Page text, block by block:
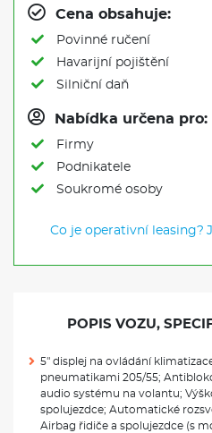
Cena obsahuje:
Povinné ručení
Havarijní pojištění
Silniční daň
Nabídka určena pro:
Firmy
Podnikatele
Soukromé osoby
Co je operativní leasing?
POPIS VOZU,
5" displej na ovládání
pneumatikami 205/55;
audio systému na volantu;
spolujezdce; Automatické
Airbag řidiče a spolujezdce (s